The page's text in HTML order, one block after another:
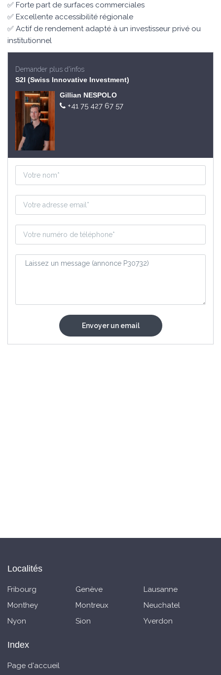
✅ Forte part de surfaces commerciales
✅ Excellente accessibilité régionale
✅ Actif de rendement adapté à un investisseur privé ou
institutionnel
Demander plus d'infos
S2I (Swiss Innovative Investment)
Gillian NESPOLO
+41 75 427 67 57
Localités
Fribourg Genève
Lausanne
Monthey
Montreux
Neuchatel
Nyon
Sion Yverdon
Index
Page d'accueil